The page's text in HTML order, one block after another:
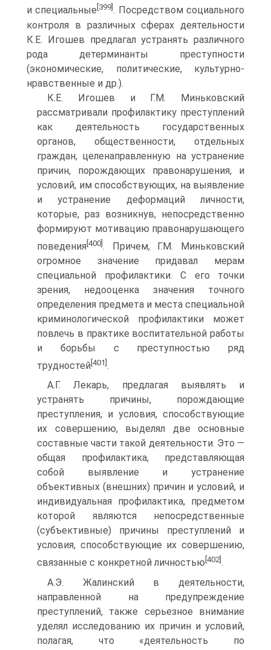
и специальные [399] . Посредством социального
контроля в различных сферах деятельности
К.Е. Игошев предлагал устранять различного
рода детерминанты преступности
(экономические, политические, культурно-
нравственные и др.).
К.Е. Игошев и Г.М. Миньковский
рассматривали профилактику преступлений
как деятельность государственных
органов, общественности, отдельных
граждан, целенаправленную на устранение
причин, порождающих правонарушения, и
условий, им способствующих, на выявление
и устранение деформаций личности,
которые, раз возникнув, непосредственно
формируют мотивацию правонарушающего
поведения [400]. Причем, Г.М. Миньковский
огромное значение придавал мерам
специальной профилактики. С его точки
зрения, недооценка значения точного
определения предмета и места специальной
криминологической профилактики может
повлечь в практике воспитательной работы
и борьбы с преступностью ряд
трудностей [401] .
А.Г. Лекарь, предлагая выявлять и
устранять причины, порождающие
преступления, и условия, способствующие
их совершению, выделял две основные
составные части такой деятельности. Это —
общая профилактика, представляющая
собой выявление и устранение
объективных (внешних) причин и условий, и
индивидуальная профилактика, предметом
которой являются непосредственные
(субъективные) причины преступлений и
условия, способствующие их совершению,
связанные с конкретной личностью [402].
А.Э. Жалинский в деятельности,
направленной на предупреждение
преступлений, также серьезное внимание
уделял исследованию их причин и условий,
полагая, что «деятельность по